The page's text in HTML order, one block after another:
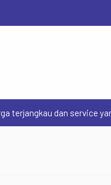
dan service yang